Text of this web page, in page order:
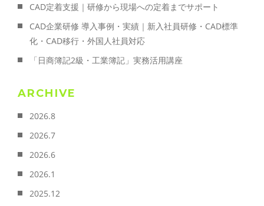
CAD定着支援｜研修から現場への定着までサポート
CAD企業研修 導入事例・実績｜新入社員研修・CAD標準
化・CAD移行・外国人社員対応
「日商簿記2級・工業簿記」実務活用講座
ARCHIVE
2026.8
2026.7
2026.6
2026.1
2025.12